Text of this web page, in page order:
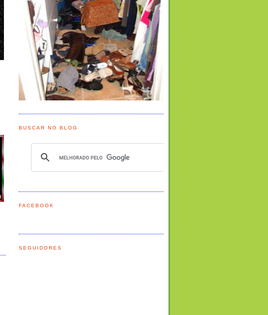
BUSCAR NO BLOG
FACEBOOK
SEGUIDORES